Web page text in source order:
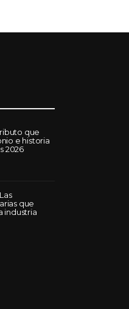
que
e historia
2026
que
industria